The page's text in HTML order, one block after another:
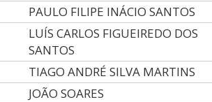
PAULO FILIPE INÁCIO SANTOS
LUÍS CARLOS FIGUEIREDO DOS
SANTOS
TIAGO ANDRÉ SILVA MARTINS
JOÃO SOARES